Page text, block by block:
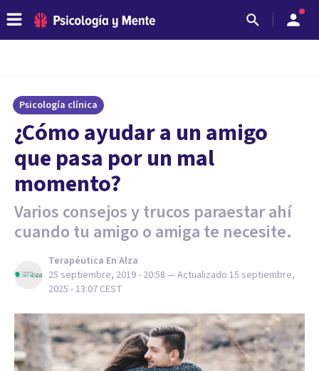
Psicología clínica
¿Cómo ayudar a un amigo
que pasa por un mal
momento?
Varios consejos y trucos paraestar ahí
cuando tu amigo o amiga te necesite.
Terapéutica En Alza
25 septiembre, 2019 - 20:58 — Actualizado 15 septiembre,
2025 - 13:07 CEST